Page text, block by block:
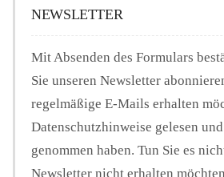
NEWSLETTER
Mit Absenden des Formulars
Sie unseren Newsletter
regelmäßige E-Mails erhalten
Datenschutzhinweise gelesen
genommen haben. Tun Sie es
Newsletter nicht erhalten